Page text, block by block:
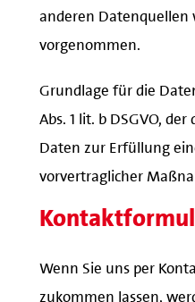
anderen Datenquellen
vorgenommen.
Grundlage für die
Abs. 1 lit. b DSGVO,
Daten zur Erfüllung
vorvertraglicher
Wenn Sie uns per
zukommen lassen,